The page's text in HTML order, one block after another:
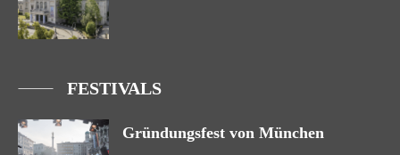
FESTIVALS
Gründungsfest von München